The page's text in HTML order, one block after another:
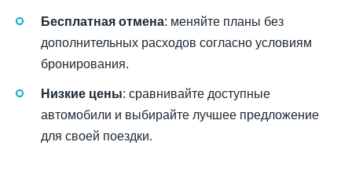
Бесплатная отмена: меняйте планы без
дополнительных расходов согласно условиям
бронирования.
Низкие цены: сравнивайте доступные
автомобили и выбирайте лучшее предложение
для своей поездки.